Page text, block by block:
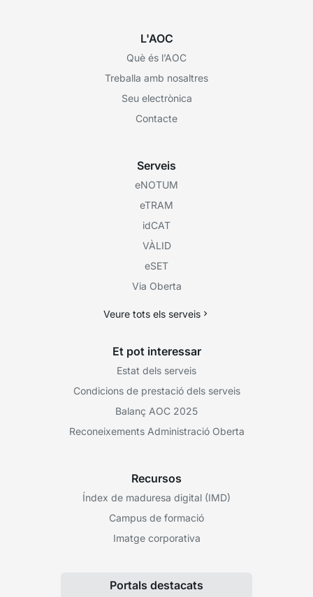
L'AOC
Què és l’AOC
Treballa amb nosaltres
Seu electrònica
Contacte
Serveis
eNOTUM
eTRAM
idCAT
VÀLID
eSET
Via Oberta
Veure tots els serveis
Et pot interessar
Estat dels serveis
Condicions de prestació dels serveis
Balanç AOC 2025
Reconeixements Administració Oberta
Recursos
Índex de maduresa digital (IMD)
Campus de formació
Imatge corporativa
Portals destacats